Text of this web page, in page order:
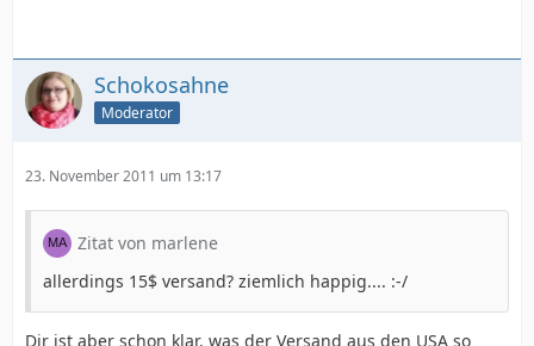
Schokosahne
Moderator
23. November 2011 um 13:17
Zitat von marlene
allerdings 15$ versand? ziemlich happig.... :-/
Dir ist aber schon klar, was der Versand aus den USA so